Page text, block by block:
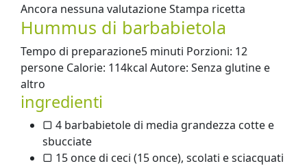
Ancora nessuna valutazione Stampa ricetta
Hummus di barbabietola
Tempo di preparazione5 minuti Porzioni: 12
persone Calorie: 114kcal Autore: Senza glutine e
altro
ingredienti
▢ 4 barbabietole di media grandezza cotte e
sbucciate
▢ 15 once di ceci (15 once), scolati e sciacquati